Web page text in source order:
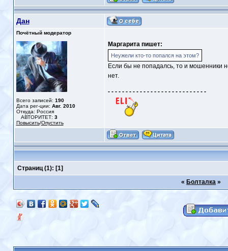
Дан
Почётный модератор
Всего записей: 190
Дата рег-ции: Авг. 2010
Откуда: Россия
АВТОРИТЕТ: 3
Повысить/Опустить
Маргарита пишет:
Неужели кто-то попался на этом?
Если бы не попадалсь, то и мошенники
нет.
- - - - - - - - - - - - - - - - - - - - - - - - - - - -
Страниц(1): [1]
« Болталка »